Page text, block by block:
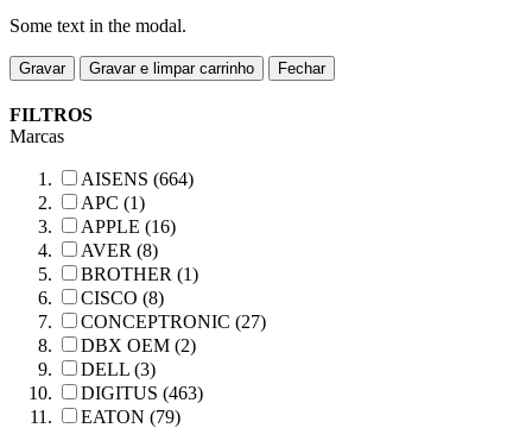
Some text in the modal.
Gravar Gravar e limpar carrinho Fechar
FILTROS
Marcas
AISENS (664)
APC (1)
APPLE (16)
AVER (8)
BROTHER (1)
CISCO (8)
CONCEPTRONIC (27)
DBX OEM (2)
DELL (3)
DIGITUS (463)
EATON (79)